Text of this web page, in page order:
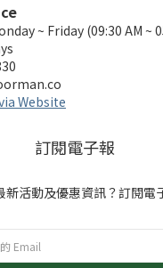
~ Friday (09:30 AM ~
Website
訂閱電子報
新活動及優惠資訊？訂閱電